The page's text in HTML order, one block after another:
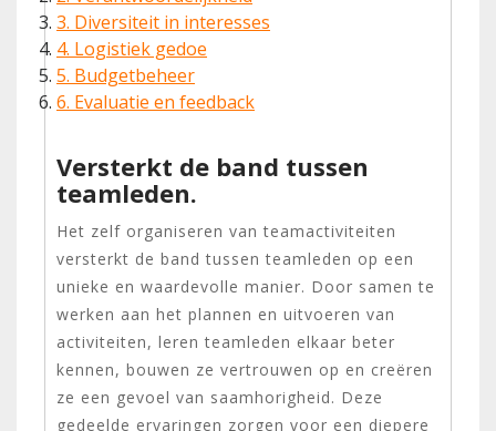
3. Diversiteit in interesses
4. Logistiek gedoe
5. Budgetbeheer
6. Evaluatie en feedback
Versterkt de band tussen
teamleden.
Het zelf organiseren van teamactiviteiten
versterkt de band tussen teamleden op een
unieke en waardevolle manier. Door samen te
werken aan het plannen en uitvoeren van
activiteiten, leren teamleden elkaar beter
kennen, bouwen ze vertrouwen op en creëren
ze een gevoel van saamhorigheid. Deze
gedeelde ervaringen zorgen voor een diepere